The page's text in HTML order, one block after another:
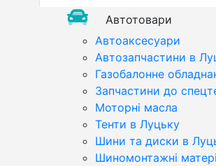
Автотовари
Автоаксесуари
Автозапчастини в
Газобалонне
Запчастини до
Моторні масла
Тенти в Луцьку
Шини та диски в
Шиномонтажні